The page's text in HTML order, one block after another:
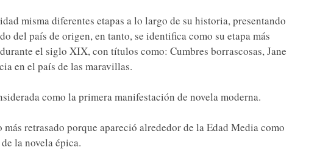
misma diferentes etapas a lo largo de su historia, presentando
del país de origen, en tanto, se identifica como su etapa más
el siglo XIX, con títulos como: Cumbres borrascosas, Jane
en el país de las maravillas.
como la primera manifestación de novela moderna.
retrasado porque apareció alrededor de la Edad Media como
la novela épica.